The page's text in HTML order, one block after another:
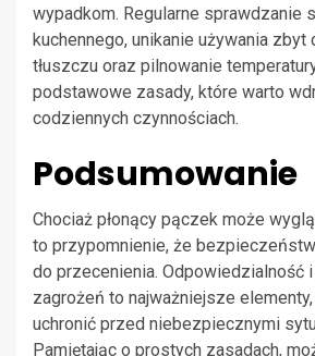
wypadkom. Regularne sprawdzanie
kuchennego, unikanie używania zbyt
tłuszczu oraz pilnowanie
podstawowe zasady, które warto
codziennych czynnościach.
Podsumowanie
Chociaż płonący pączek może
to przypomnienie, że
do przecenienia. Odpowiedzialność
zagrożeń to najważniejsze
uchronić przed niebezpiecznymi
Pamiętając o prostych zasadach,